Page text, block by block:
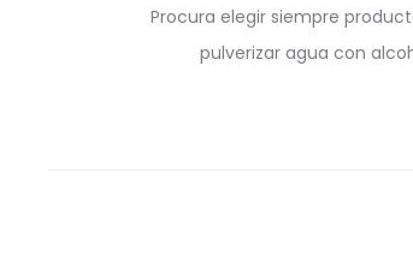
Procura elegir siempre
pulverizar agua con